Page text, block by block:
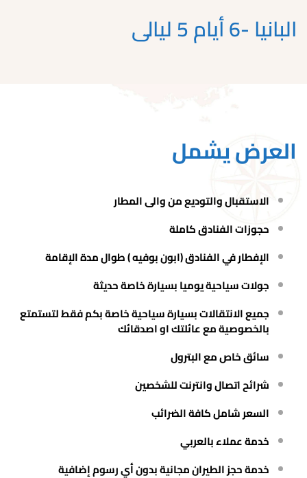
البانيا -6 أيام 5 ليالى
العرض يشمل
الاستقبال والتوديع من والى المطار
حجوزات الفنادق كاملة
الإفطار في الفنادق (ابون بوفيه ) طوال مدة الإقامة
جولات سياحية يوميا بسيارة خاصة حديثة
جميع الانتقالات بسيارة سياحية خاصة بكم فقط لتستمتع
بالخصوصية مع عائلتك او اصدقائك
سائق خاص مع البترول
شرائح اتصال وانترنت للشخصين
السعر شامل كافة الضرائب
خدمة عملاء بالعربي
خدمة حجز الطيران مجانية بدون أي رسوم إضافية